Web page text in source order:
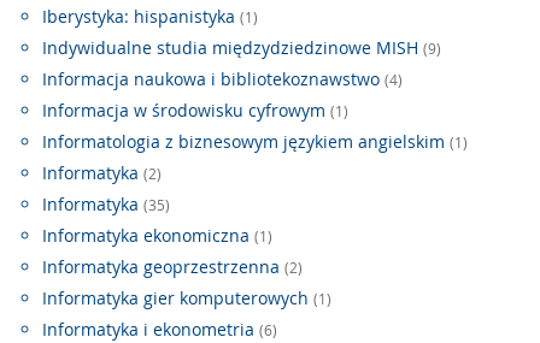
Iberystyka: hispanistyka (1)
Indywidualne studia międzydziedzinowe MISH (9)
Informacja naukowa i bibliotekoznawstwo (4)
Informacja w środowisku cyfrowym (1)
Informatologia z biznesowym językiem angielskim (1)
Informatyka (2)
Informatyka (35)
Informatyka ekonomiczna (1)
Informatyka geoprzestrzenna (2)
Informatyka gier komputerowych (1)
Informatyka i ekonometria (6)